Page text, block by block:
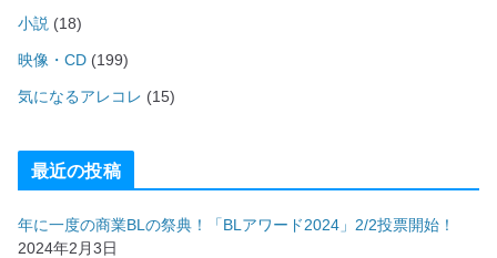
小説 (18)
映像・CD (199)
気になるアレコレ (15)
最近の投稿
年に一度の商業BLの祭典！「BLアワード2024」2/2投票開始！
2024年2月3日